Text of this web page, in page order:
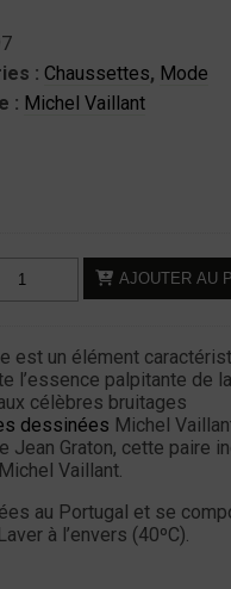
: Chaussettes, Mode
: Michel Vaillant
AJOUTER AU
est un élément
l’essence palpitante de la
célèbres bruitages
dessinées Michel
Graton, cette paire
Vaillant.
au Portugal et se
à l’envers (40ºC).